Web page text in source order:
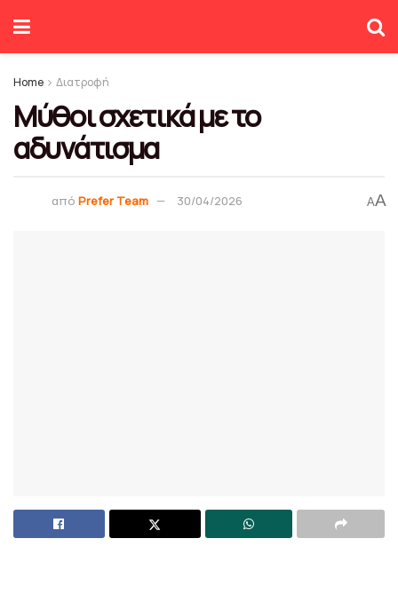
Home Διατροφή
Μύθοι σχετικά με το
αδυνάτισμα
από Prefer Team 30/04/2026 AA